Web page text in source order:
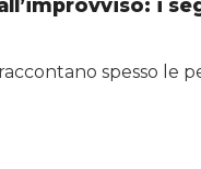
i
spesso le